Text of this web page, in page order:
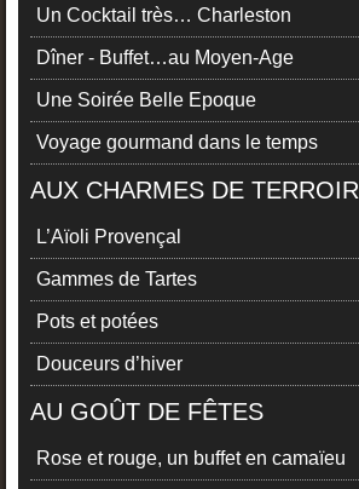
Un Cocktail très… Charleston
Dîner - Buffet…au Moyen-Age
Une Soirée Belle Epoque
Voyage gourmand dans le temps
AUX CHARMES DE TERROIR
L’Aïoli Provençal
Gammes de Tartes
Pots et potées
Douceurs d’hiver
AU GOÛT DE FÊTES
Rose et rouge, un buffet en camaïeu